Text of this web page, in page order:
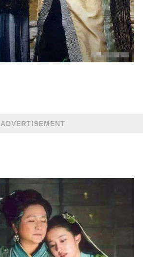
ADVERTISEMENT